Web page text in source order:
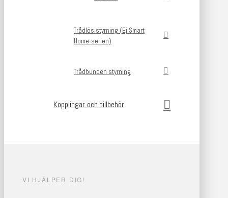
Trådlös styrning (Ej Smart
Home-serien)
Trådbunden styrning
Kopplingar och tillbehör
VI HJÄLPER DIG!